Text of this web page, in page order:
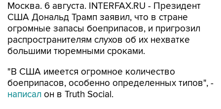
Москва. 6 августа. INTERFAX.RU - Президент
США Дональд Трамп заявил, что в стране
огромные запасы боеприпасов, и пригрозил
распространителям слухов об их нехватке
большими тюремными сроками.
"В США имеется огромное количество
боеприпасов, особенно определенных типов", -
написал он в Truth Social.